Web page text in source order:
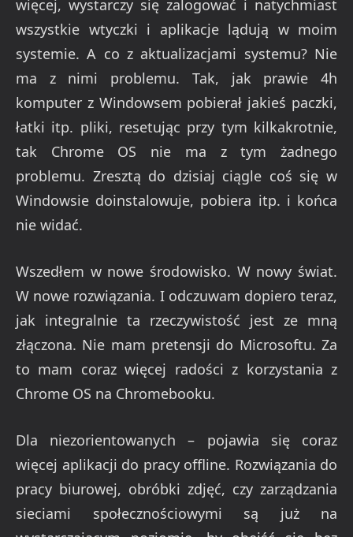
więcej, wystarczy się zalogować i natychmiast
wszystkie wtyczki i aplikacje lądują w moim
systemie. A co z aktualizacjami systemu? Nie
ma z nimi problemu. Tak, jak prawie 4h
komputer z Windowsem pobierał jakieś paczki,
łatki itp. pliki, resetując przy tym kilkakrotnie,
tak Chrome OS nie ma z tym żadnego
problemu. Zresztą do dzisiaj ciągle coś się w
Windowsie doinstalowuje, pobiera itp. i końca
nie widać.
Wszedłem w nowe środowisko. W nowy świat.
W nowe rozwiązania. I odczuwam dopiero teraz,
jak integralnie ta rzeczywistość jest ze mną
złączona. Nie mam pretensji do Microsoftu. Za
to mam coraz więcej radości z korzystania z
Chrome OS na Chromebooku.
Dla niezorientowanych – pojawia się coraz
więcej aplikacji do pracy offline. Rozwiązania do
pracy biurowej, obróbki zdjęć, czy zarządzania
sieciami społecznościowymi są już na